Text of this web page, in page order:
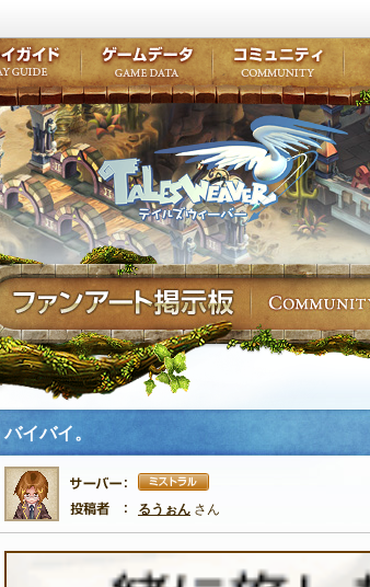
サイトにログイン
部サービスIDでログイン
バイバイ。
るうぉん さん
紹介
こだけは知っておこうプレイガイド
ワープポイント
ゲームデータ
ルーンスキル